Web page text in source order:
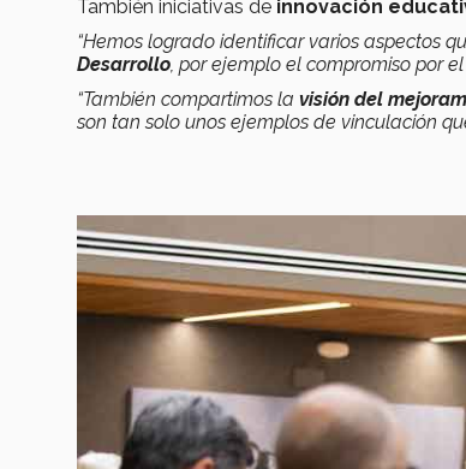
También iniciativas de innovación
“Hemos logrado identificar varios aspectos
Desarrollo , por ejemplo el compromiso por
“También compartimos la visión del
son tan solo unos ejemplos de vinculación